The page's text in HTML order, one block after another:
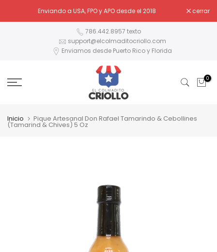
al
Enviando a USA, FPO y APO desde el 2018 cerrar
786.442.8957 texto
support@elcolmaditocriollo.com
Enviamos desde Puerto Rico y Florida
0
Inicio Pique Artesanal Don Rafael Tamarindo & Cebollines
(Tamarind & Chives) 5 Oz